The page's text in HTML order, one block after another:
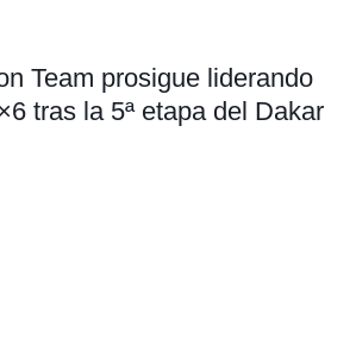
Team prosigue liderando
tras la 5ª etapa del Dakar